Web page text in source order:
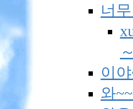
너
이
와